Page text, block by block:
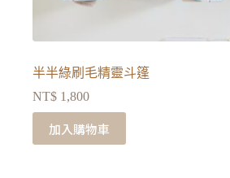
半半綠刷毛精靈斗篷
NT$ 1,800
加入購物車